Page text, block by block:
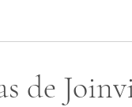
de